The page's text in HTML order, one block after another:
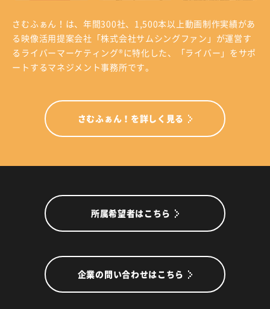
さむふぁん！は、年間300社、1,500本以上動画制作実績があ
る 映像活用提案会社「株式会社サムシングファン」が運営す
る ライバーマーケティング®に特化した、「ライバー」をサポ
ートするマネジメント事務所です。
さむふぁん！を詳しく見る
所属希望者はこちら
企業の問い合わせはこちら